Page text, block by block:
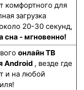
комфортного для
загрузка
20-30 секунд,
сна - мгновенно!
онлайн ТВ
Android , везде где
и на любой